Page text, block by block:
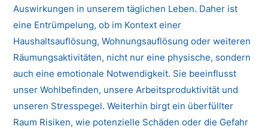
Auswirkungen in unserem täglichen Leben. Daher ist
eine Entrümpelung, ob im Kontext einer
Haushaltsauflösung, Wohnungsauflösung oder weiteren
Räumungsaktivitäten, nicht nur eine physische, sondern
auch eine emotionale Notwendigkeit. Sie beeinflusst
unser Wohlbefinden, unsere Arbeitsproduktivität und
unseren Stresspegel. Weiterhin birgt ein überfüllter
Raum Risiken, wie potenzielle Schäden oder die Gefahr